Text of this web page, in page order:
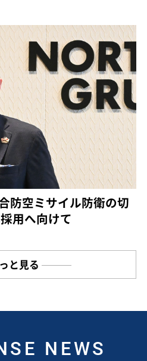
防空ミサイル防衛の切
用へ向けて
と見る
NEWS